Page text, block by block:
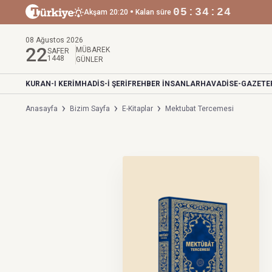
Akşam 20:20 • Kalan süre 05:34:23
08 Ağustos 2026
22SAFER
1448
MÜBAREK
GÜNLER
KURAN-I KERİM HADİS-İ ŞERİFREHBER İNSANLARHAVADİSE-GAZETE
Anasayfa Bizim Sayfa E-Kitaplar Mektubat Tercemesi